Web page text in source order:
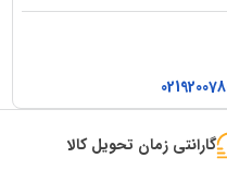
گارانتی زمان تحویل کالا